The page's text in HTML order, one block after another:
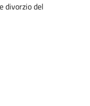
divorzio del